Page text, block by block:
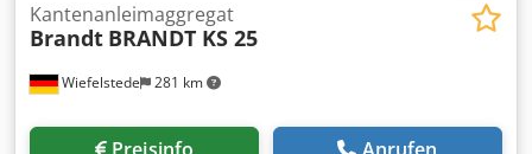
Wiefelstede 281 km
Kantenanleimaggregat
Brandt BRANDT KS 25